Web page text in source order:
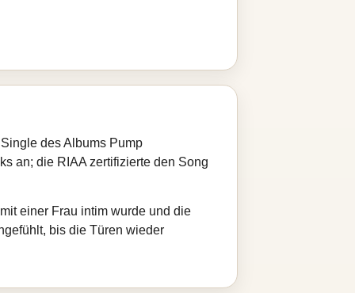
des Albums Pump
an; die RIAA zertifizierte den Song
einer Frau intim wurde und die
bis die Türen wieder